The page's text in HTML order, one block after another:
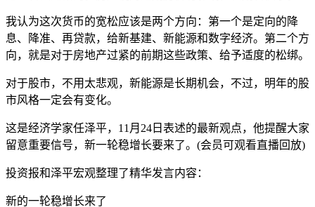
我认为这次货币的宽松应该是两个方向：第一个是定向的降
息、降准、再贷款，给新基建、新能源和数字经济。第二个方
向，就是对于房地产过紧的前期这些政策、给予适度的松绑。
对于股市，不用太悲观，新能源是长期机会，不过，明年的股
市风格一定会有变化。
这是经济学家任泽平，11月24日表述的最新观点，他提醒大家
留意重要信号，新一轮稳增长要来了。(会员可观看直播回放)
投资报和泽平宏观整理了精华发言内容：
新的一轮稳增长来了